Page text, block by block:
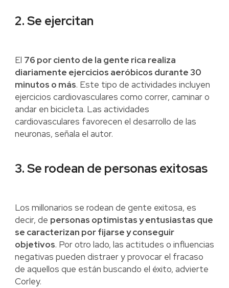
2. Se ejercitan
El 76 por ciento de la gente rica realiza
diariamente ejercicios aeróbicos durante 30
minutos o más. Este tipo de actividades incluyen
ejercicios cardiovasculares como correr, caminar o
andar en bicicleta. Las actividades
cardiovasculares favorecen el desarrollo de las
neuronas, señala el autor.
3. Se rodean de personas exitosas
Los millonarios se rodean de gente exitosa, es
decir, de personas optimistas y entusiastas que
se caracterizan por fijarse y conseguir
objetivos. Por otro lado, las actitudes o influencias
negativas pueden distraer y provocar el fracaso
de aquellos que están buscando el éxito, advierte
Corley.